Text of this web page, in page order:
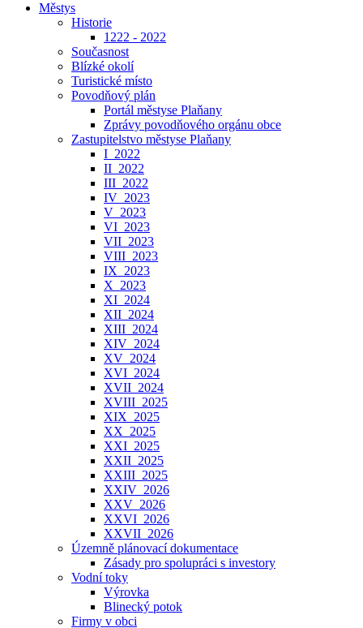
Městys
Historie
1222 - 2022
Současnost
Blízké okolí
Turistické místo
Povodňový plán
Portál městyse Plaňany
Zprávy povodňového orgánu obce
Zastupitelstvo městyse Plaňany
I_2022
II_2022
III_2022
IV_2023
V_2023
VI_2023
VII_2023
VIII_2023
IX_2023
X_2023
XI_2024
XII_2024
XIII_2024
XIV_2024
XV_2024
XVI_2024
XVII_2024
XVIII_2025
XIX_2025
XX_2025
XXI_2025
XXII_2025
XXIII_2025
XXIV_2026
XXV_2026
XXVI_2026
XXVII_2026
Územně plánovací dokumentace
Zásady pro spolupráci s investory
Vodní toky
Výrovka
Blinecký potok
Firmy v obci